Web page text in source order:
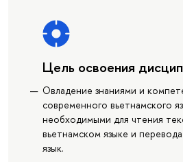
Цель освоения
Овладение знаниями и
современного вьетнамского
необходимыми для чтения
вьетнамском языке и
язык.